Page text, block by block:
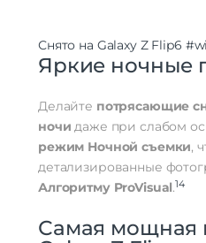
Снято на Galaxy Z Flip6
Яркие ночные
Делайте потрясающие
ночи даже при слабом
режим Ночной съемки,
детализированные
Алгоритму ProVisual.14
Самая мощная